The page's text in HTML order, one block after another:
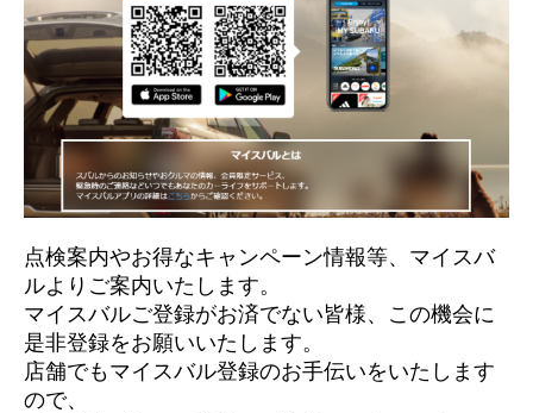
点検案内やお得なキャンペーン情報等、マイスバ
ルよりご案内いたします。
マイスバルご登録がお済でない皆様、この機会に
是非登録をお願いいたします。
店舗でもマイスバル登録のお手伝いをいたします
ので、